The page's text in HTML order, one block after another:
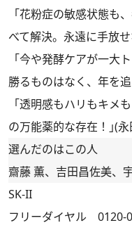
「花粉症の敏感状態も
べて解決。永遠に手放
「今や発酵ケアが一大
勝るものはなく、年を
「透明感もハリもキメ
の万能薬的な存在！｣(永
選んだのはこの人
齋藤 薫、吉田昌佐美、
SK-II
フリーダイヤル 0120-